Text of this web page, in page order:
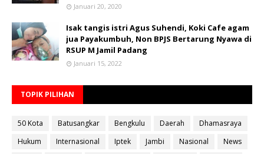
Januari 20, 2020
Isak tangis istri Agus Suhendi, Koki Cafe agam
jua Payakumbuh, Non BPJS Bertarung Nyawa di
RSUP M Jamil Padang
Januari 15, 2022
TOPIK PILIHAN
50 Kota Batusangkar Bengkulu Daerah
Dhamasraya
Hukum
Internasional Iptek Jambi Nasional
News